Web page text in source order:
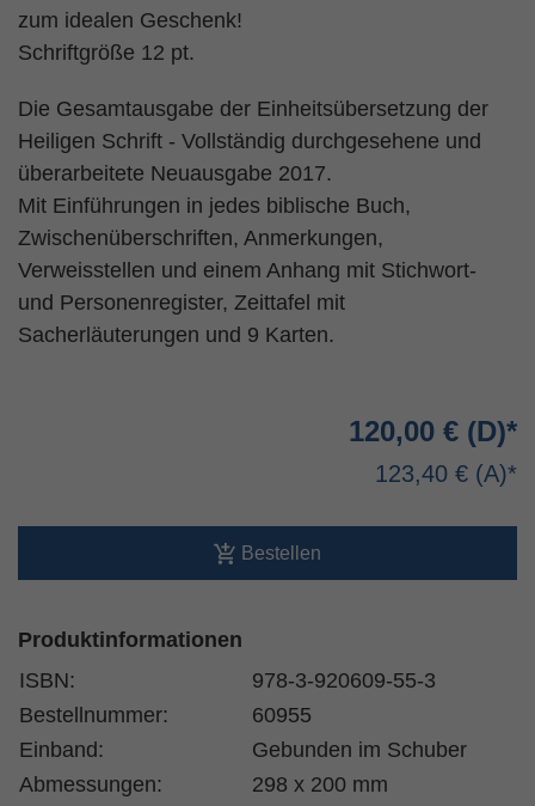
zum idealen Geschenk!
Schriftgröße 12 pt.
Die Gesamtausgabe der Einheitsübersetzung der
Heiligen Schrift - Vollständig durchgesehene und
überarbeitete Neuausgabe 2017.
Mit Einführungen in jedes biblische Buch,
Zwischenüberschriften, Anmerkungen,
Verweisstellen und einem Anhang mit Stichwort-
und Personenregister, Zeittafel mit
Sacherläuterungen und 9 Karten.
120,00 €
123,40 €
Bestellen
Produktinformationen
ISBN:
978-3-920609-55-3
Bestellnummer:
60955
Einband:
Gebunden im Schuber
Abmessungen:
298 x 200 mm